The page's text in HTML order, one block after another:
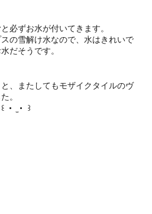
必ずお水が付いてきます。
の雪解け水なので、水はきれいで
だそうです。
、またしてもモザイクタイルのヴ
。
・ ̫・ ꒱